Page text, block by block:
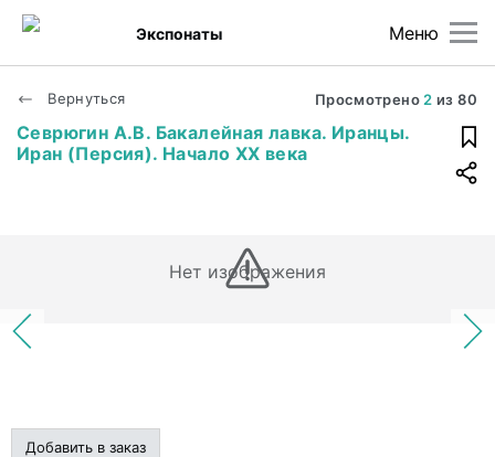
Меню
Экспонаты
Вернуться Просмотрено 2 из80
Севрюгин А.В. Бакалейная лавка. Иранцы.
Иран (Персия). Начало XX века
Нет изображения
Добавить в заказ